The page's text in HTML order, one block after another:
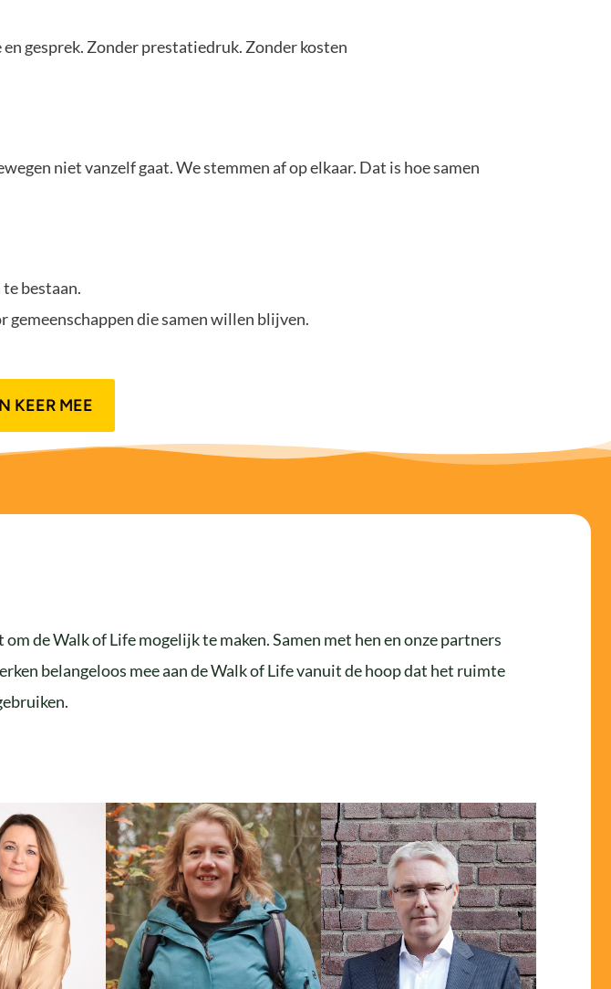
gesprek. Zonder prestatiedruk. Zonder kosten
niet vanzelf gaat. We stemmen af op elkaar. Dat is hoe samen
bestaan.
gemeenschappen die samen willen blijven.
KEER MEE
de Walk of Life mogelijk te maken. Samen met hen en onze partners
belangeloos mee aan de Walk of Life vanuit de hoop dat het ruimte